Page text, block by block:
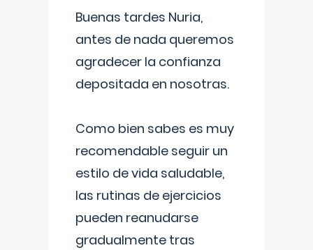
Buenas tardes Nuria,
antes de nada queremos
agradecer la confianza
depositada en nosotras.
Como bien sabes es muy
recomendable seguir un
estilo de vida saludable,
las rutinas de ejercicios
pueden reanudarse
gradualmente tras